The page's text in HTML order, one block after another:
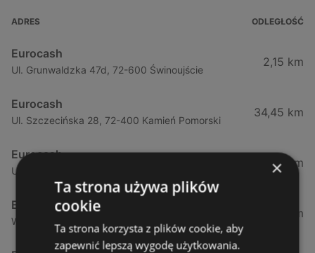
ADRES ODLEGŁOŚĆ
Eurocash
Ul. Grunwaldzka 47d, 72-600 Świnoujście
2,15 km
Eurocash
Ul. Szczecińska 28, 72-400 Kamień Pomorski
34,45 km
Eurocash
Ul. Tartaczna 2, 72-100 Goleniów
54,29 km
Eurocash
Warzymice 43, 72-005 Mierzyn
58,98 km
×
Ta strona używa plików
cookie
Ta strona korzysta z plików cookie, aby
zapewnić lepszą wygodę użytkowania.